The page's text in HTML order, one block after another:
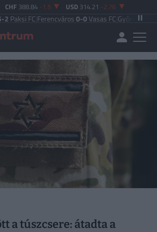
CHF 388.84 -1.5 USD 314.21 -2.76
|Ferencváros0-0Vasas FC|Győri ETO FC4-0
a túszcsere: átadta a